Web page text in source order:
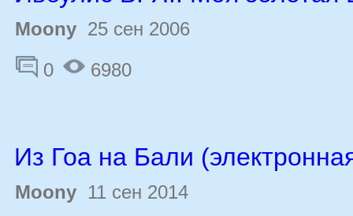
Moony 25 сен 2006
0
6980
Из Гоа на Бали
Moony 11 сен 2014